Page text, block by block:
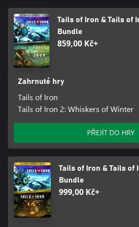
Tails of Iron & Tails of
Bundle
859,00 Kč+
Zahrnuté hry
Tails of Iron
Tails of Iron 2: Whiskers of Winter
PŘEJÍT DO HRY
Tails of Iron & Tails of
Bundle
999,00 Kč+